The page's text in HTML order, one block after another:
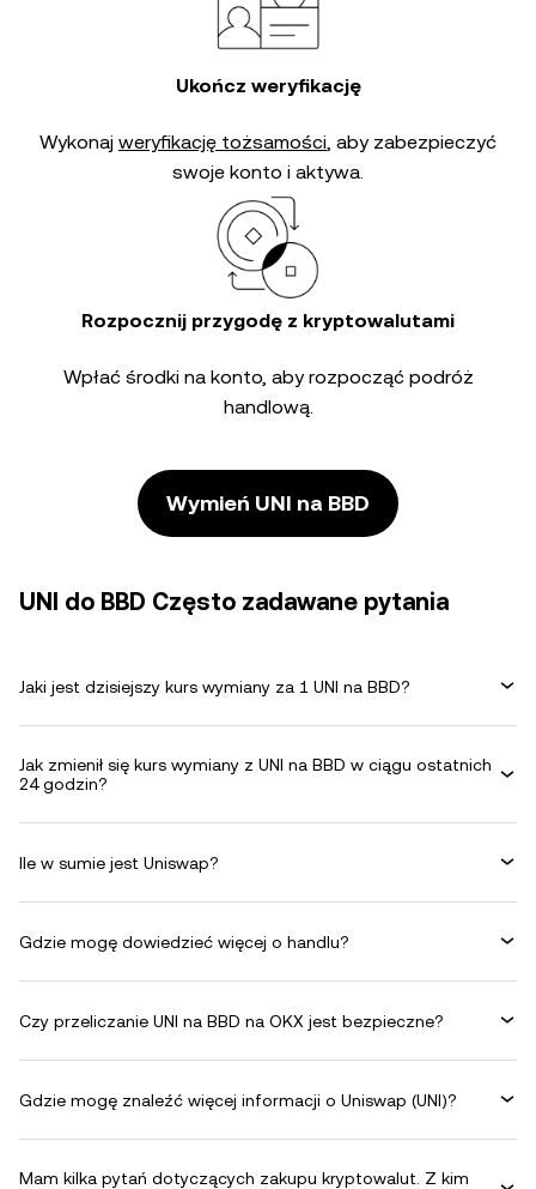
Ukończ weryfikację
Wykonaj weryfikację tożsamości, aby zabezpieczyć
swoje konto i aktywa.
Rozpocznij przygodę z kryptowalutami
Wpłać środki na konto, aby rozpocząć podróż
handlową.
Wymień UNI na BBD
UNI do BBD Często zadawane pytania
Jaki jest dzisiejszy kurs wymiany za 1 UNI na BBD?
Jak zmienił się kurs wymiany z UNI na BBD w ciągu ostatnich
24 godzin?
Ile w sumie jest Uniswap?
Gdzie mogę dowiedzieć więcej o handlu?
Czy przeliczanie UNI na BBD na OKX jest bezpieczne?
Gdzie mogę znaleźć więcej informacji o Uniswap (UNI)?
Mam kilka pytań dotyczących zakupu kryptowalut. Z kim